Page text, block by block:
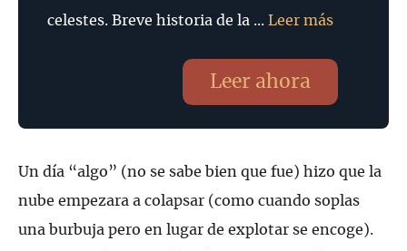
celestes. Breve historia de la ...
Leer más
Leer ahora
Un día “algo” (no se sabe bien que fue) hizo que la
nube empezara a colapsar (como cuando soplas
una burbuja pero en lugar de explotar se encoge).